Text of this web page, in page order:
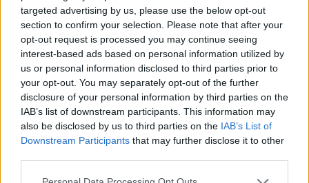
targeted advertising by us, please use the below opt-out
section to confirm your selection. Please note that after your
opt-out request is processed you may continue seeing
interest-based ads based on personal information utilized by
us or personal information disclosed to third parties prior to
your opt-out. You may separately opt-out of the further
disclosure of your personal information by third parties on the
IAB’s list of downstream participants. This information may
also be disclosed by us to third parties on the IAB’s List of
Downstream Participants that may further disclose it to other